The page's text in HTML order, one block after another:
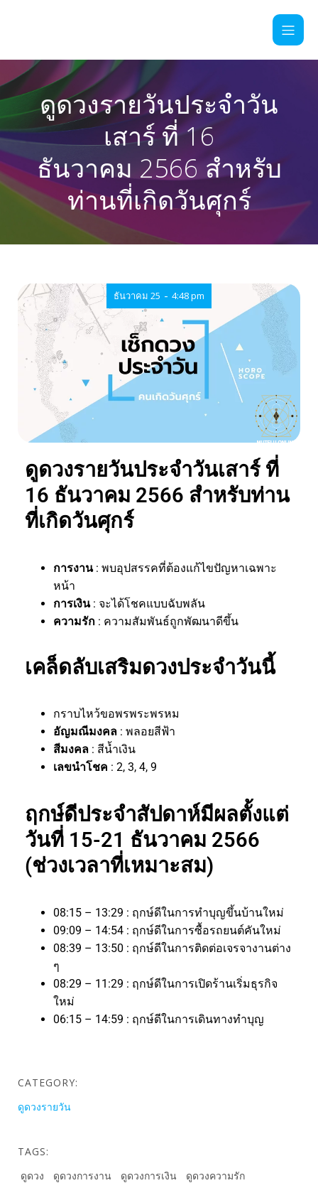
ดูดวงรายวันประจำวัน
เสาร์ ที่ 16
ธันวาคม 2566 สำหรับ
ท่านที่เกิดวันศุกร์
ธันวาคม 25 - 4:48 pm
ดูดวงรายวันประจำวันเสาร์ ที่
16 ธันวาคม 2566 สำหรับท่าน
ที่เกิดวันศุกร์
การงาน: พบอุปสรรคที่ต้องแก้ไขปัญหาเฉพาะ
หน้า
การเงิน: จะได้โชคแบบฉับพลัน
ความรัก : ความสัมพันธ์ถูกพัฒนาดีขึ้น
เคล็ดลับเสริมดวงประจำวันนี้
กราบไหว้ขอพรพระพรหม
อัญมณีมงคล : พลอยสีฟ้า
สีมงคล : สีน้ำเงิน
เลขนำโชค : 2, 3, 4, 9
ฤกษ์ดีประจำสัปดาห์มีผลตั้งแต่
วันที่ 15-21 ธันวาคม 2566
(ช่วงเวลาที่เหมาะสม)
08:15 – 13:29 : ฤกษ์ดีในการทำบุญขึ้นบ้านใหม่
09:09 – 14:54 : ฤกษ์ดีในการซื้อรถยนต์คันใหม่
08:39 – 13:50 : ฤกษ์ดีในการติดต่อเจรจางานต่าง
ๆ
08:29 – 11:29 : ฤกษ์ดีในการเปิดร้านเริ่มธุรกิจ
ใหม่
06:15 – 14:59 : ฤกษ์ดีในการเดินทางทำบุญ
CATEGORY:
ดูดวงรายวัน
TAGS:
ดูดวง
ดูดวงการงาน ดูดวงการเงิน
ดูดวงความรัก